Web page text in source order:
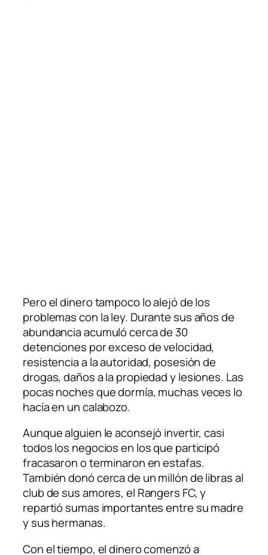
Pero el dinero tampoco lo alejó de los
problemas con la ley. Durante sus años de
abundancia acumuló cerca de 30
detenciones por exceso de velocidad,
resistencia a la autoridad, posesión de
drogas, daños a la propiedad y lesiones. Las
pocas noches que dormía, muchas veces lo
hacía en un calabozo.
Aunque alguien le aconsejó invertir, casi
todos los negocios en los que participó
fracasaron o terminaron en estafas.
También donó cerca de un millón de libras al
club de sus amores, el Rangers FC, y
repartió sumas importantes entre su madre
y sus hermanas.
Con el tiempo, el dinero comenzó a